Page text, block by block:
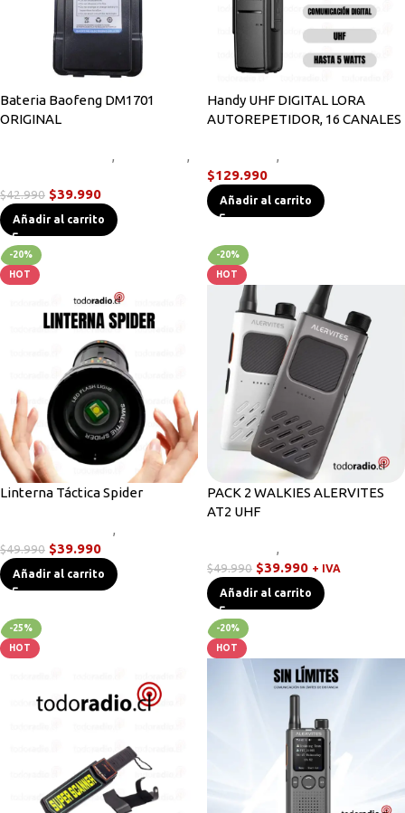
Bateria Baofeng DM1701
ORIGINAL
,
,
$42.990 $39.990
Añadir al carrito
Handy UHF DIGITAL LORA
AUTOREPETIDOR, 16 CANALES
,
$129.990
Añadir al carrito
-20%
HOT
Linterna Táctica Spider
,
$49.990 $39.990
Añadir al carrito
-20%
HOT
PACK 2 WALKIES ALERVITES
AT2 UHF
,
$49.990 $39.990 + IVA
Añadir al carrito
-25%
HOT
-20%
HOT